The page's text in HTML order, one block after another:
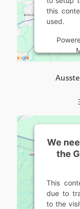
this
used.
We
the
This
due to
to the